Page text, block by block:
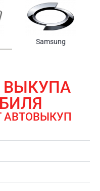
Gmc
ВЫКУПА
АВТОВЫКУП